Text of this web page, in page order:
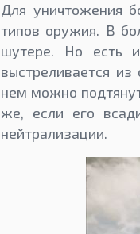
Для уничтожения
типов оружия. В
шутере. Но есть
выстреливается
нем можно
же, если его
нейтрализации.